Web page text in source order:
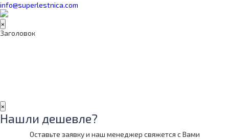
info@superlestnica.com
×
Заголовок
×
Нашли дешевле?
Оставьте заявку и наш менеджер свяжется с Вами